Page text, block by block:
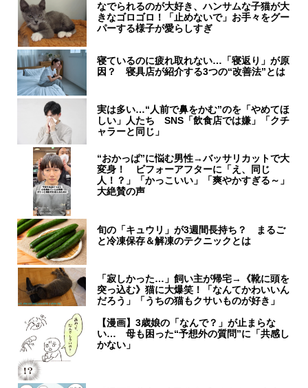
なでられるのが大好き、ハンサムな子猫が大
きなゴロゴロ！「止めないで」お手々をグー
パーする様子が愛らしすぎ
寝ているのに疲れ取れない…「寝返り」が原
因？ 寝具店が紹介する3つの“改善法”とは
実は多い…“人前で鼻をかむ”のを「やめてほ
しい」人たち SNS「飲食店では嫌」「クチ
ャラーと同じ」
“おかっぱ”に悩む男性→バッサリカットで大
変身！ ビフォーアフターに「え、同じ
人！？」「かっこいい」「爽やかすぎる～」
大絶賛の声
旬の「キュウリ」が3週間長持ち？ まるご
と冷凍保存＆解凍のテクニックとは
「寂しかった…」飼い主が帰宅→《靴に頭を
突っ込む》猫に大爆笑！「なんてかわいいん
だろう」「うちの猫もクサいものが好き」
【漫画】3歳娘の「なんで？」が止まらな
い… 母も困った“予想外の質問”に「共感し
かない」